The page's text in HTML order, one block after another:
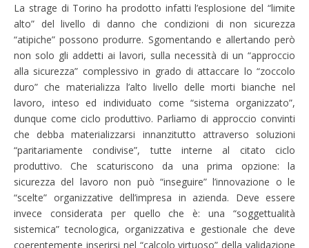
La strage di Torino ha prodotto infatti l’esplosione del “limite
alto” del livello di danno che condizioni di non sicurezza
“atipiche” possono produrre. Sgomentando e allertando però
non solo gli addetti ai lavori, sulla necessità di un “approccio
alla sicurezza” complessivo in grado di attaccare lo “zoccolo
duro” che materializza l’alto livello delle morti bianche nel
lavoro, inteso ed individuato come “sistema organizzato”,
dunque come ciclo produttivo. Parliamo di approccio convinti
che debba materializzarsi innanzitutto attraverso soluzioni
“paritariamente condivise”, tutte interne al citato ciclo
produttivo. Che scaturiscono da una prima opzione: la
sicurezza del lavoro non può “inseguire” l’innovazione o le
“scelte” organizzative dell’impresa in azienda. Deve essere
invece considerata per quello che è: una “soggettualità
sistemica” tecnologica, organizzativa e gestionale che deve
coerentemente inserirsi nel “calcolo virtuoso” della validazione